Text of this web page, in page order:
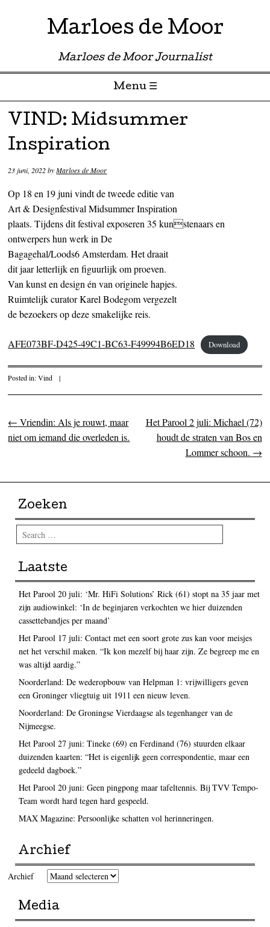
Marloes de Moor
Marloes de Moor Journalist
Menu ☰
Skip to content
VIND: Midsummer
Inspiration
23 juni, 2022byMarloes de Moor
Op 18 en 19 juni vindt de tweede editie van
Art & Designfestival Midsummer Inspiration
plaats. Tijdens dit festival exposeren 35 kunstenaars en
ontwerpers hun werk in De
Bagagehal/Loods6 Amsterdam. Het draait
dit jaar letterlijk en figuurlijk om proeven.
Van kunst en design én van originele hapjes.
Ruimtelijk curator Karel Bodegom vergezelt
de bezoekers op deze smakelijke reis.
AFE073BF-D425-49C1-BC63-F49994B6ED18 Download
Posted in:Vind |
Post navigation
← Vriendin: Als je rouwt, maar
niet om iemand die overleden is.
Het Parool 2 juli: Michael (72)
houdt de straten van Bos en
Lommer schoon. →
Zoeken
Search
Laatste
Het Parool 20 juli: ‘Mr. HiFi Solutions’ Rick (61) stopt na 35 jaar met
zijn audiowinkel: ‘In de beginjaren verkochten we hier duizenden
cassettebandjes per maand’
Het Parool 17 juli: Contact met een soort grote zus kan voor meisjes
net het verschil maken. “Ik kon mezelf bij haar zijn. Ze begreep me en
was altijd aardig.”
Noorderland: De wederopbouw van Helpman 1: vrijwilligers geven
een Groninger vliegtuig uit 1911 een nieuw leven.
Noorderland: De Groningse Vierdaagse als tegenhanger van de
Nijmeegse.
Het Parool 27 juni: Tineke (69) en Ferdinand (76) stuurden elkaar
duizenden kaarten: “Het is eigenlijk geen correspondentie, maar een
gedeeld dagboek.”
Het Parool 20 juni: Geen pingpong maar tafeltennis. Bij TVV Tempo-
Team wordt hard tegen hard gespeeld.
MAX Magazine: Persoonlijke schatten vol herinneringen.
Archief
Archief
Media